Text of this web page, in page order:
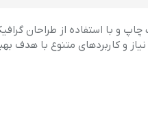
میکروفون
و با استفاده از طراحان
و کاربردهای متنوع با هدف